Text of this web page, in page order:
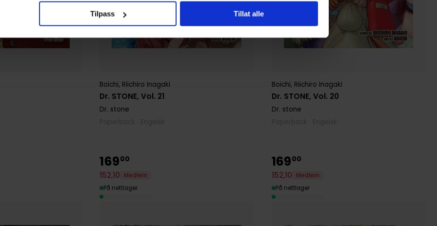
Tilpass Tillat alle
Dr. STONE, Vol. 21
Boichi, Riichiro Inagaki
Dr. stone
Dr. STONE, Vol. 20
Boichi, Riichiro Inagaki
Dr. stone
16900
152,10
Medlem
På nettlager
16900
152,10
Medlem
På nettlager